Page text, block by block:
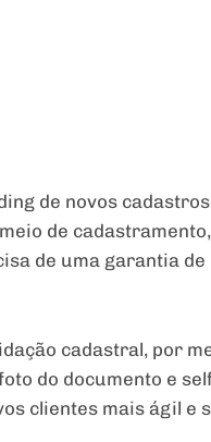
de novos
de
de uma garantia
cadastral, por
do documento e
clientes mais ágil e